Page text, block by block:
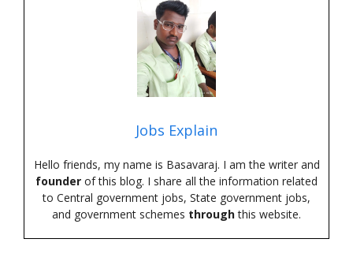
Jobs Explain
Hello friends, my name is Basavaraj. I am the writer and
founder of this blog. I share all the information related
to Central government jobs, State government jobs,
and government schemes throughthis website.